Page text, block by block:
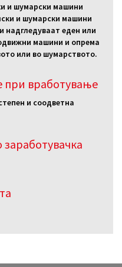
и шумарски машини
и шумарски машини
надгледуваат еден или
машини и опрема
или во шумарството.
при вработување
и соодветна